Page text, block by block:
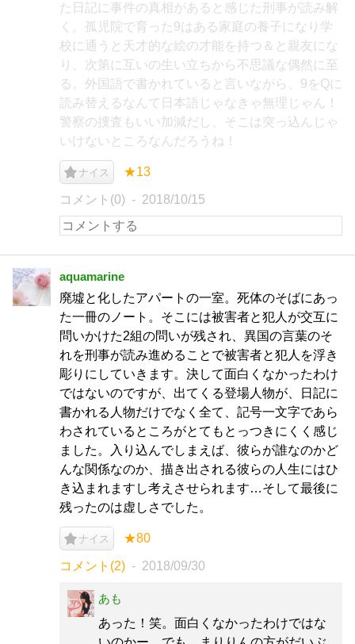
た日記に事件の真相があると感じた刑事が読み解
く。孤児院で育った9はある家庭の養子になり学
校に通うと天才的な絵の才能を持つ＆と親友にな
り、次第に互いの生い立ちから不思議な偶然に至
る。外国語で書かれていると言いながら、9をQに
読み替えるなんて日本語じゃなきゃ無理じゃん！
警察の捜査もいい加減だし、そこは突っ込んじゃ
いけないところなんだろうね！
ナイス ★13
コメント(0) 2018/10/15
aquamarine
廃墟と化したアパートの一室。死体のそばにあっ
た一冊のノート。そこには被害者と犯人が交互に
問いかけた2組の問いが残され、異国の言葉のそ
れを刑事が読み進めることで被害者と犯人を浮き
彫りにしていきます。決して面白くなかったわけ
ではないのですが、出てくる登場人物が、日記に
書かれる人物だけでなく全て、記号一文字であら
わされているところがとてもとっつきにくく感じ
ました。入り込んでしまえば、彼らが誰なのかど
んな関係なのか、描き出される彼らの人生にはひ
き込まれますし考えさせられます…そして最後に
残ったのは虚しさでした。
ナイス ★80
コメント(2) 2018/09/30
あも
あった！笑。面白くなかったわけではな